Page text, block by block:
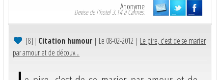
Anonyme
Devise de l'hotel 3.14 à Cannes.
[8]| Citation humour | Le 08-02-2012 | Le pire, c'est de se marier
par amour et de découv...